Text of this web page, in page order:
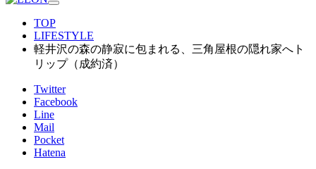
TOP
LIFESTYLE
軽井沢の森の静寂に包まれる、三角屋根の隠れ家へト
リップ（成約済）
Twitter
Facebook
Line
Mail
Pocket
Hatena